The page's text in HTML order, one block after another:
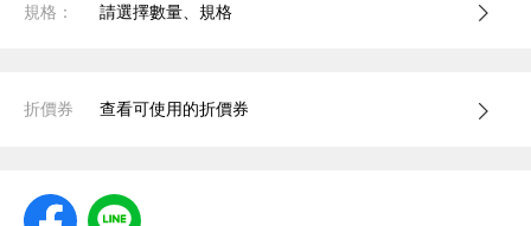
規格： 請選擇數量、規格
折價券 查看可使用的折價券